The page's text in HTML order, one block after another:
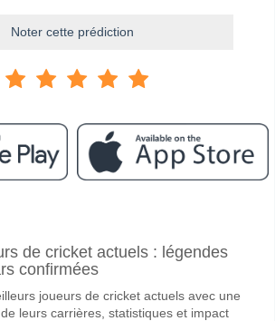
Noter cette prédiction
v Gaziantep FK 17 March 2026 17:00.
du match, avec une probabilité de 83%
de cricket actuels : légendes
confirmées
joueurs de cricket actuels avec une
leurs carrières, statistiques et impact